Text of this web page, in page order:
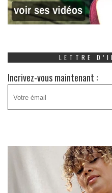
LETTRE
Incrivez-vous maintenant :